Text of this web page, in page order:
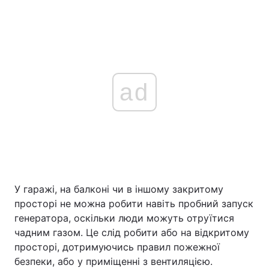
ad
У гаражі, на балконі чи в іншому закритому
просторі не можна робити навіть пробний запуск
генератора, оскільки люди можуть отруїтися
чадним газом. Це слід робити або на відкритому
просторі, дотримуючись правил пожежної
безпеки, або у приміщенні з вентиляцією.